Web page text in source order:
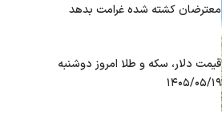
معترضان کشته شده غرامت بدهد
قیمت دلار، سکه و طلا امروز دوشنبه
۱۴۰۵/۰۵/۱۹